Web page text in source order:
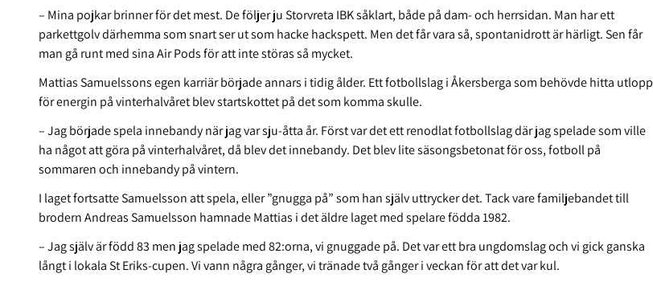
– Mina pojkar brinner för det mest. De följer ju Storvreta IBK såklart, både på dam- och herrsidan. Man har ett
parkettgolv därhemma som snart ser ut som hacke hackspett. Men det får vara så, spontanidrott är härligt. Sen får
man gå runt med sina Air Pods för att inte störas så mycket.
Mattias Samuelssons egen karriär började annars i tidig ålder. Ett fotbollslag i Åkersberga som behövde hitta utlopp
för energin på vinterhalvåret blev startskottet på det som komma skulle.
– Jag började spela innebandy när jag var sju-åtta år. Först var det ett renodlat fotbollslag där jag spelade som ville
ha något att göra på vinterhalvåret, då blev det innebandy. Det blev lite säsongsbetonat för oss, fotboll på
sommaren och innebandy på vintern.
I laget fortsatte Samuelsson att spela, eller ”gnugga på” som han själv uttrycker det. Tack vare familjebandet till
brodern Andreas Samuelsson hamnade Mattias i det äldre laget med spelare födda 1982.
– Jag själv är född 83 men jag spelade med 82:orna, vi gnuggade på. Det var ett bra ungdomslag och vi gick ganska
långt i lokala St Eriks-cupen. Vi vann några gånger, vi tränade två gånger i veckan för att det var kul.